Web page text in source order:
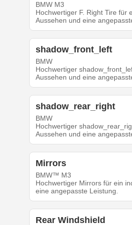
BMW M3
Hochwertiger F. Right Tire für
Aussehen und eine
shadow_front_left
BMW
Hochwertiger
Aussehen und eine
shadow_rear_right
BMW
Hochwertiger
Aussehen und eine
Mirrors
BMW™ M3
Hochwertiger Mirrors für ein
eine angepasste Leistung.
Rear Windshield